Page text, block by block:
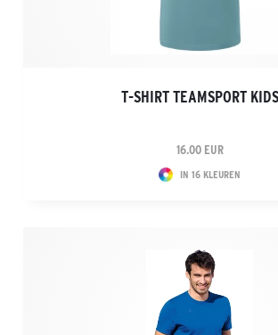
T-SHIRT TEAMSPORT KIDS
16.00 EUR
IN 16 KLEUREN